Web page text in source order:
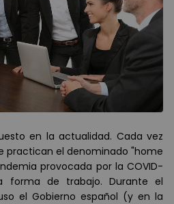
en la actualidad. Cada vez
practican el denominado "home
provocada por la COVID-
forma de trabajo. Durante el
el Gobierno español (y en la